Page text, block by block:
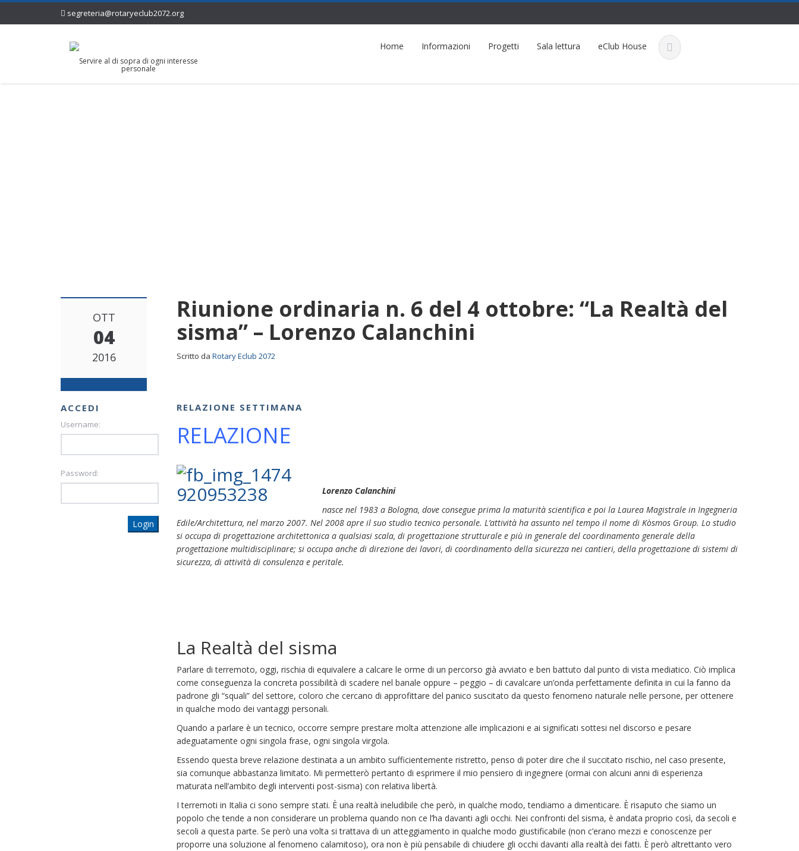
segreteria@rotaryeclub2072.org
Servire al di sopra di ogni interesse
personale
Home Informazioni Progetti Sala lettura eClub House
OTT
04
2016
ACCEDI
Username:
Password:
Login
Riunione ordinaria n. 6 del 4 ottobre: “La Realtà del
sisma” – Lorenzo Calanchini
Scritto da Rotary Eclub 2072
RELAZIONE SETTIMANA
RELAZIONE
Lorenzo Calanchini
nasce nel 1983 a Bologna, dove consegue prima la maturità scientifica e poi la Laurea Magistrale in Ingegneria
Edile/Architettura, nel marzo 2007. Nel 2008 apre il suo studio tecnico personale. L’attività ha assunto nel tempo il nome di Kòsmos Group. Lo studio
si occupa di progettazione architettonica a qualsiasi scala, di progettazione strutturale e più in generale del coordinamento generale della
progettazione multidisciplinare; si occupa anche di direzione dei lavori, di coordinamento della sicurezza nei cantieri, della progettazione di sistemi di
sicurezza, di attività di consulenza e peritale.
La Realtà del sisma
Parlare di terremoto, oggi, rischia di equivalere a calcare le orme di un percorso già avviato e ben battuto dal punto di vista mediatico. Ciò implica
come conseguenza la concreta possibilità di scadere nel banale oppure – peggio – di cavalcare un’onda perfettamente definita in cui la fanno da
padrone gli “squali” del settore, coloro che cercano di approfittare del panico suscitato da questo fenomeno naturale nelle persone, per ottenere
in qualche modo dei vantaggi personali.
Quando a parlare è un tecnico, occorre sempre prestare molta attenzione alle implicazioni e ai significati sottesi nel discorso e pesare
adeguatamente ogni singola frase, ogni singola virgola.
Essendo questa breve relazione destinata a un ambito sufficientemente ristretto, penso di poter dire che il succitato rischio, nel caso presente,
sia comunque abbastanza limitato. Mi permetterò pertanto di esprimere il mio pensiero di ingegnere (ormai con alcuni anni di esperienza
maturata nell’ambito degli interventi post-sisma) con relativa libertà.
I terremoti in Italia ci sono sempre stati. È una realtà ineludibile che però, in qualche modo, tendiamo a dimenticare. È risaputo che siamo un
popolo che tende a non considerare un problema quando non ce l’ha davanti agli occhi. Nei confronti del sisma, è andata proprio così, da secoli e
secoli a questa parte. Se però una volta si trattava di un atteggiamento in qualche modo giustificabile (non c’erano mezzi e conoscenze per
proporre una soluzione al fenomeno calamitoso), ora non è più pensabile di chiudere gli occhi davanti alla realtà dei fatti. È però altrettanto vero